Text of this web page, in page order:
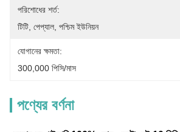
পরিশোধের শর্ত:
টিটি, পেপ্যাল, পশ্চিম ইউনিয়ন
যোগানের ক্ষমতা:
300,000 পিসি/মাস
পণ্যের বর্ণনা